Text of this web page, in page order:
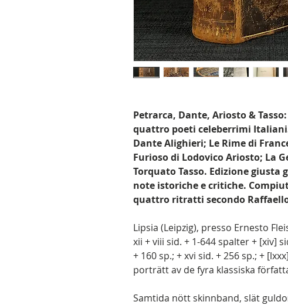
Petrarca, Dante, Ariosto &
quattro poeti celeberrimi
Dante Alighieri; Le Rime di
Furioso di Lodovico Ariosto; La
Torquato Tasso. Edizione
note istoriche e critiche.
quattro ritratti secondo
Lipsia (Leipzig), presso Ernesto
xii + viii sid. + 1-644 spalter + [xiv]
+ 160 sp.; + xvi sid. + 256 sp.; +
porträtt av de fyra klassiska
Samtida nött skinnband, slät